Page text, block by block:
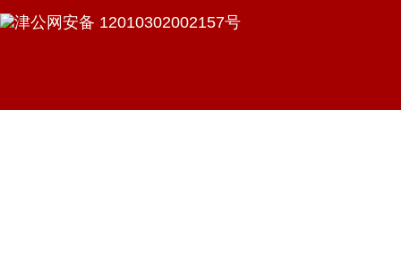
津公网安备 12010302002157号